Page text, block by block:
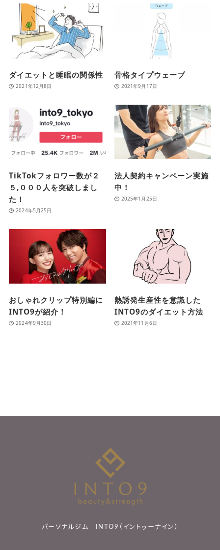
ダイエットと睡眠の関係性
2021年12月8日
骨格タイプウェーブ
2021年9月17日
TikTokフォロワー数が２
５,０００人を突破しまし
た！
2024年5月25日
法人契約キャンペーン実施
中！
2025年1月25日
おしゃれクリップ特別編に
INTO9が紹介！
2024年9月30日
熱誘発生産性を意識した
INTO9のダイエット方法
2021年11月6日
パーソナルジム INTO9（イントゥーナイン）